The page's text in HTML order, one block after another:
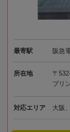
最寄駅 阪急
所在地
〒
プリ
対応エリア 大阪